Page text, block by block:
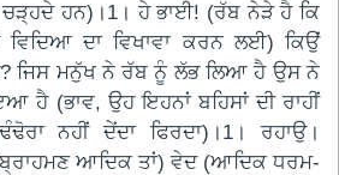
ਹਨ)।1। ਹੇ ਭਾਈ! (ਰੱਬ ਨੇੜੇ ਹੈ ਕਿ
ਦਾ ਵਿਖਾਵਾ ਕਰਨ ਲਈ) ਕਿਉਂ
ਜਿਸ ਮਨੁੱਖ ਨੇ ਰੱਬ ਨੂੰ ਲੱਭ ਲਿਆ ਹੈ ਉਸ ਨੇ
(ਭਾਵ, ਉਹ ਇਹਨਾਂ ਬਹਿਸਾਂ ਦੀ ਰਾਹੀਂ
ਨਹੀਂ ਦੇਂਦਾ ਫਿਰਦਾ)।1। ਰਹਾਉ।
ਆਦਿਕ ਤਾਂ) ਵੇਦ (ਆਦਿਕ ਧਰਮ-